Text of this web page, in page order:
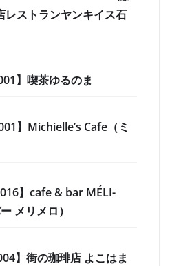
レストランヤンキイス石
】喫茶ゆるのま
】Michielle’s Cafe（ミ
】cafe & bar MÉLI-
メリメロ）
】街の珈琲店 よこはま